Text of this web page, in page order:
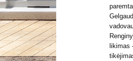
likimas